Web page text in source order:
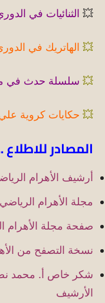
💥 الثنائيات في
💥 الهاتريك في
💥 سلسلة حدث في
💥 حكايات كروية علي
المصادر للاطلاع
أرشيف الأهرام
مجلة الأهرام
صفحة مجلة الأهرام
نسخة التصفح من
شكر خاص أ. محمد
الأرشيف